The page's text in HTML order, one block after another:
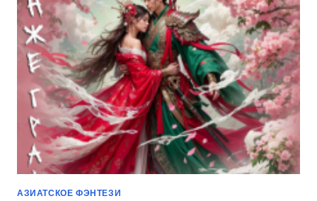
ЧАСТЬ
1
(ЯСЯ
БЕЛАЯ)
АЗИАТСКОЕ ФЭНТЕЗИ